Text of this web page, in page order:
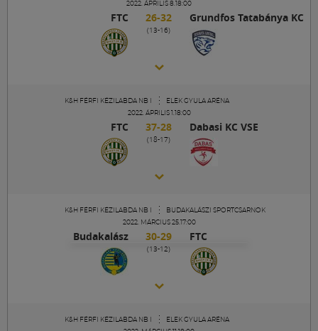
2022. ÁPRILIS 8.18:00
FTC 26-32 Grundfos Tatabánya KC
(13-16)
K&H FÉRFI KÉZILABDA NB I
ELEK GYULA ARÉNA
2022. ÁPRILIS 1.18:00
FTC 37-28 Dabasi KC VSE
(18-17)
K&H FÉRFI KÉZILABDA NB I
BUDAKALÁSZI SPORTCSARNOK
2022. MÁRCIUS 25.17:00
Budakalász 30-29 FTC
(13-12)
K&H FÉRFI KÉZILABDA NB I
ELEK GYULA ARÉNA